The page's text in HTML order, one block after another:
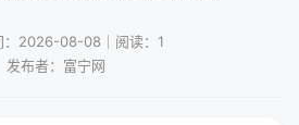
：2026-08-08｜阅读：1
发布者：富宁网